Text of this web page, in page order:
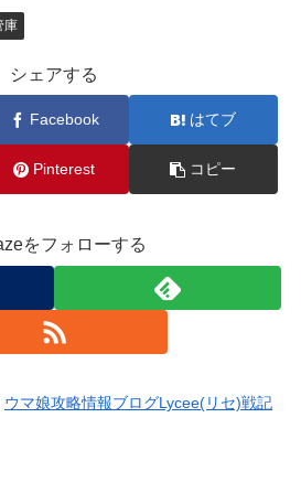
庫
シェアする
Facebook はてブ
Pinterest コピー
をフォローする
ウマ娘攻略情報ブログLycee(リセ)戦記